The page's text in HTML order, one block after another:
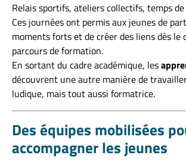
Relais sportifs, ateliers collectifs, temps
Ces journées ont permis aux jeunes de
moments forts et de créer des liens dès le
parcours de formation.
En sortant du cadre académique, les
découvrent une autre manière de
ludique, mais tout aussi formatrice.
Des équipes mobilisées
accompagner les jeunes